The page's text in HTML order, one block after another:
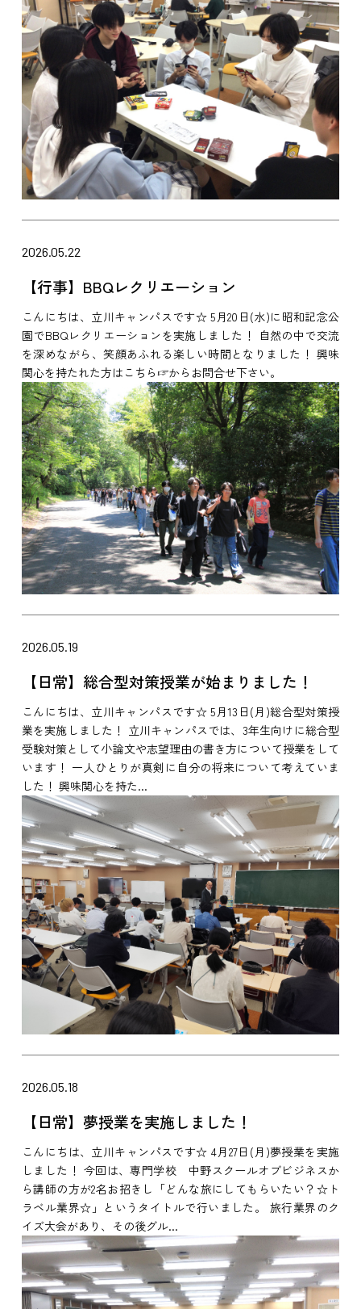
2026.05.22
【行事】BBQレクリエーション
こんにちは、立川キャンパスです☆ 5月20日(水)に昭和記念公
園でBBQレクリエーションを実施しました！ 自然の中で交流
を深めながら、笑顔あふれる楽しい時間となりました！ 興味
関心を持たれた方はこちら☞からお問合せ下さい。
2026.05.19
【日常】総合型対策授業が始まりました！
こんにちは、立川キャンパスです☆ 5月13日(月)総合型対策授
業を実施しました！ 立川キャンパスでは、3年生向けに総合型
受験対策として小論文や志望理由の書き方について授業をして
います！ 一人ひとりが真剣に自分の将来について考えていま
した！ 興味関心を持た...
2026.05.18
【日常】夢授業を実施しました！
こんにちは、立川キャンパスです☆ 4月27日(月)夢授業を実施
しました！ 今回は、専門学校 中野スクールオブビジネスか
ら講師の方が2名お招きし「どんな旅にしてもらいたい？☆ト
ラベル業界☆」というタイトルで行いました。 旅行業界のク
イズ大会があり、その後グル...